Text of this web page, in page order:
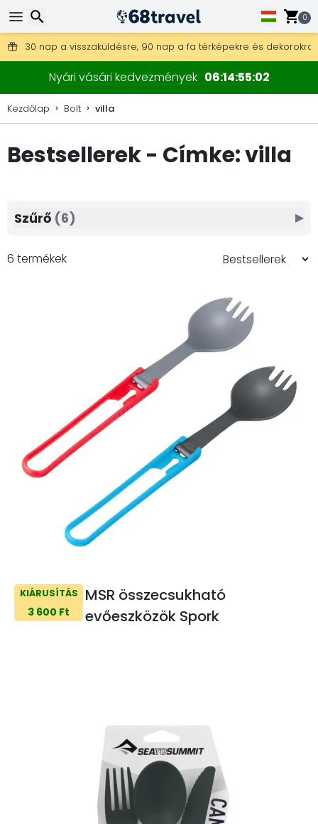
0
Ingyenes szállítás 25 000 Ft feletti megrendelés esetén.
30 nap a visszaküldésre, 90 nap a fa térképekre és dekorokra.
Nyári vásári kedvezmények 06145501
Kezdőlap Bolt villa
Bestsellerek - Címke: villa
6 termékek
KIÁRUSÍTÁS
3 600 Ft
MSR összecsukható
evőeszközök Spork
Szűrő (6) ▶
Keresés
Keresés